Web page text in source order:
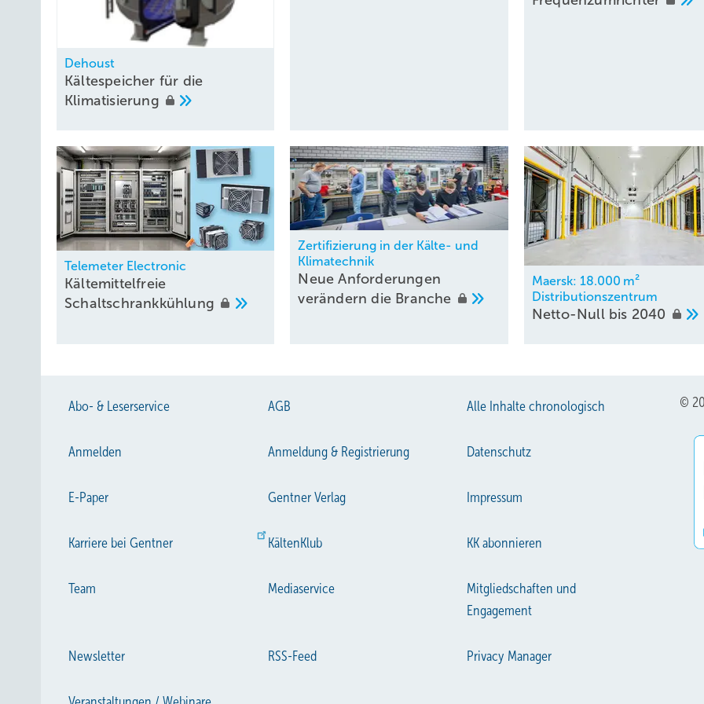
Dehoust
Kältespeicher für die
Klimatisierung
Telemeter Electronic
Kältemittelfreie
Schaltschrankkühlung
Zertifizierung in der Kälte- und
Klimatechnik
Neue Anforderungen
verändern die Branche
Maersk: 18.000 m²
Distributionszentrum
Netto-Null bis 2040
Abo- & Leserservice AGB Alle Inhalte chronologisch
Anmelden Anmeldung & Registrierung Datenschutz
E-Paper Gentner Verlag Impressum
Karriere bei Gentner KältenKlub KK abonnieren
Team Mediaservice
Mitgliedschaften und
Engagement
Newsletter RSS-Feed Privacy Manager
©